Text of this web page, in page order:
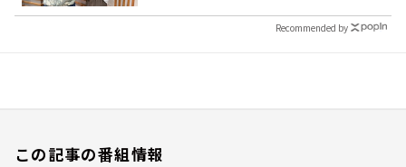
Recommended by
この記事の番組情報